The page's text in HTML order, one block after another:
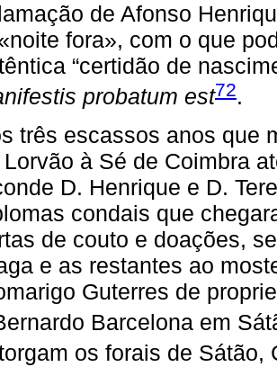
de Afonso
fora», com o que
“certidão de
probatum est72.
três escassos anos que
Lorvão à Sé de Coimbra
D. Henrique e D.
condais que
de couto e doações,
e as restantes ao
Guterres de
Barcelona em
os forais de Sátão,